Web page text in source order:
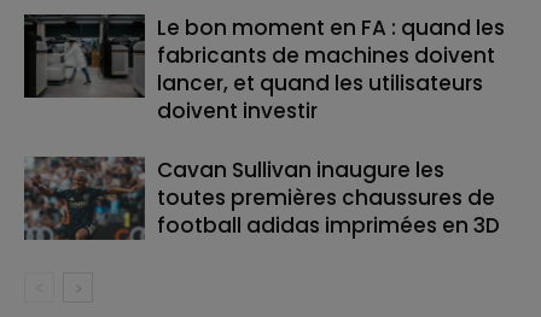
Le bon moment en FA : quand les
fabricants de machines doivent
lancer, et quand les utilisateurs
doivent investir
Cavan Sullivan inaugure les
toutes premières chaussures de
football adidas imprimées en 3D